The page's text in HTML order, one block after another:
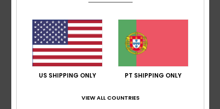
Pontuação média
5.0/5
baseado em2 avaliações verificadas
Novembro 2025
US SHIPPING ONLY PT SHIPPING ONLY
VIEW ALL COUNTRIES